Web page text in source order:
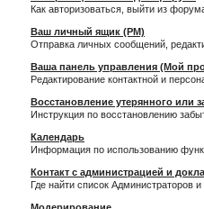
Как авторизоваться, выйти из
Ваш личный ящик (PM)
Отправка личных сообщений,
Ваша панель управления (Мой
Редактирование контактной и
Восстановление утерянного или
Инструкция по восстановлению
Календарь
Информация по использованию
Контакт с администрацией и
Где найти список Администраторов